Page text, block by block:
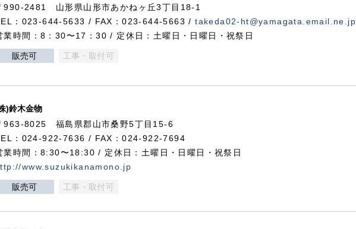
990-2481 山形県山形市あかねヶ丘3丁目18-1
：023-644-5633 / FAX：023-644-5663 /takeda02-ht@yamagata.email.ne.jp
業時間：8：30〜17：30 / 定休日：土曜日・日曜日・祝祭日
販売可 工事・取付可
)鈴木金物
963-8025 福島県郡山市桑野5丁目15-6
：024-922-7636 / FAX：024-922-7694
業時間：8:30〜18:30 / 定休日：土曜日・日曜日・祝祭日
www.suzukikanamono.jp
販売可 工事・取付可